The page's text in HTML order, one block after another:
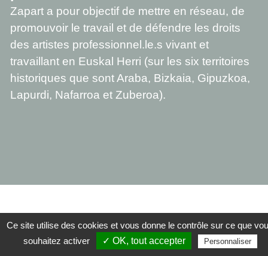
Zapart a pour objectif de mettre en réseau, de
promouvoir le travail et de défendre les droits
des artistes professionnel.le.s vivant et
travaillant en Euskal Herri (sur les six territoires
historiques que sont Araba, Bizkaia, Gipuzkoa,
Lapurdi, Nafarroa et Zuberoa).
BABESLEAK
Ce site utilise des cookies et vous donne le contrôle sur ce que
souhaitez activer
✓ OK, tout accepter Personnaliser